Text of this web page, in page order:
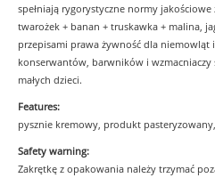
spełniają rygorystyczne normy
twarożek + banan + truskawka + malina,
przepisami prawa żywność dla niemowląt
konserwantów, barwników i
małych dzieci.
Features:
pysznie kremowy, produkt
Safety warning:
Zakrętkę z opakowania należy trzymać